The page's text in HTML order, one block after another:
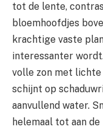
tot de lente,
bloemhoofdjes
krachtige vaste
interessanter
volle zon met
schijnt op
aanvullend water.
helemaal tot aan